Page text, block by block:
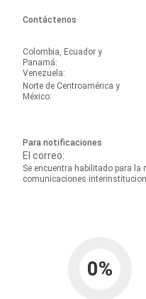
Contáctenos
Colombia, Ecuador y
Panamá:
Venezuela:
Norte de Centroamérica y
México:
Para notificaciones
El correo:
Se encuentra habilitado para
comunicaciones
0%